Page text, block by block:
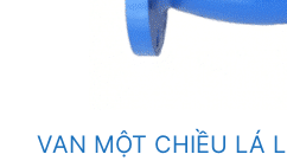
VAN MỘT CHIỀU LÁ